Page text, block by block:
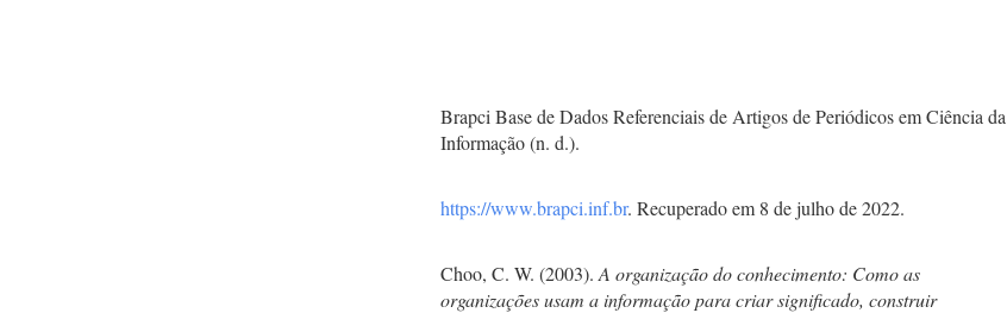
Brapci Base de Dados Referenciais de Artigos de Periódicos em Ciência da
Informação (n. d.).
https://www.brapci.inf.br. Recuperado em 8 de julho de 2022.
Choo, C. W. (2003).A organização do conhecimento: Como as
organizações usam a informação para criar significado, construir